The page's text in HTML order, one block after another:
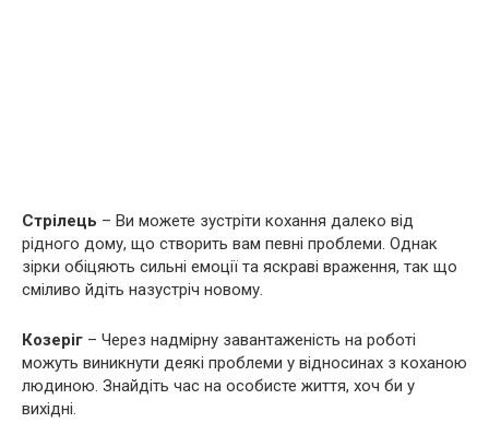
Стрілець – Ви можете зустріти кохання далеко від
рідного дому, що створить вам певні проблеми. Однак
зірки обіцяють сильні емоції та яскраві враження, так що
сміливо йдіть назустріч новому.
Козеріг – Через надмірну завантаженість на роботі
можуть виникнути деякі проблеми у відносинах з коханою
людиною. Знайдіть час на особисте життя, хоч би у
вихідні.